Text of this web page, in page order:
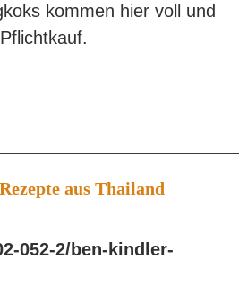
kommen hier voll und
aus Thailand
052-2/ben-kindler-